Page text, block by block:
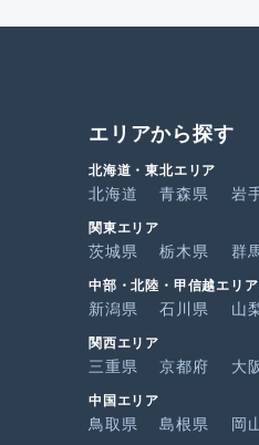
エリアから探す
北海道・東北エリア
北海道 青森県 岩
関東エリア
茨城県 栃木県 群
中部・北陸・甲信越エリア
新潟県 石川県 山
関西エリア
三重県 京都府 大
中国エリア
鳥取県 島根県 岡